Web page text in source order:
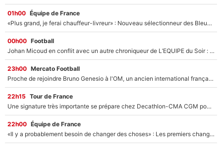
01h00 Équipe de France
«Plus grand, je ferai chauffeur-livreur» : Nouveau sélectionneur des Bleus, Zinédine Zidane s’était imaginé un avenir très différent lorsqu'il était enfant
00h00 Football
Johan Micoud en conflit avec un autre chroniqueur de L’EQUIPE du Soir : «Pendant un moment, je ne les ai pas remis ensemble dans l'émission»
23h00 Mercato Football
Proche de rejoindre Bruno Genesio à l'OM, un ancien international français va finalement débarquer... sur RMC !
22h15 Tour de France
Une signature très importante se prépare chez Decathlon-CMA CGM pour aider Paul Seixas à gagner le Tour de France 2027
22h00 Équipe de France
«Il y a probablement besoin de changer des choses» : Les premiers changements de Zinedine Zidane en équipe de France sont révélés ?